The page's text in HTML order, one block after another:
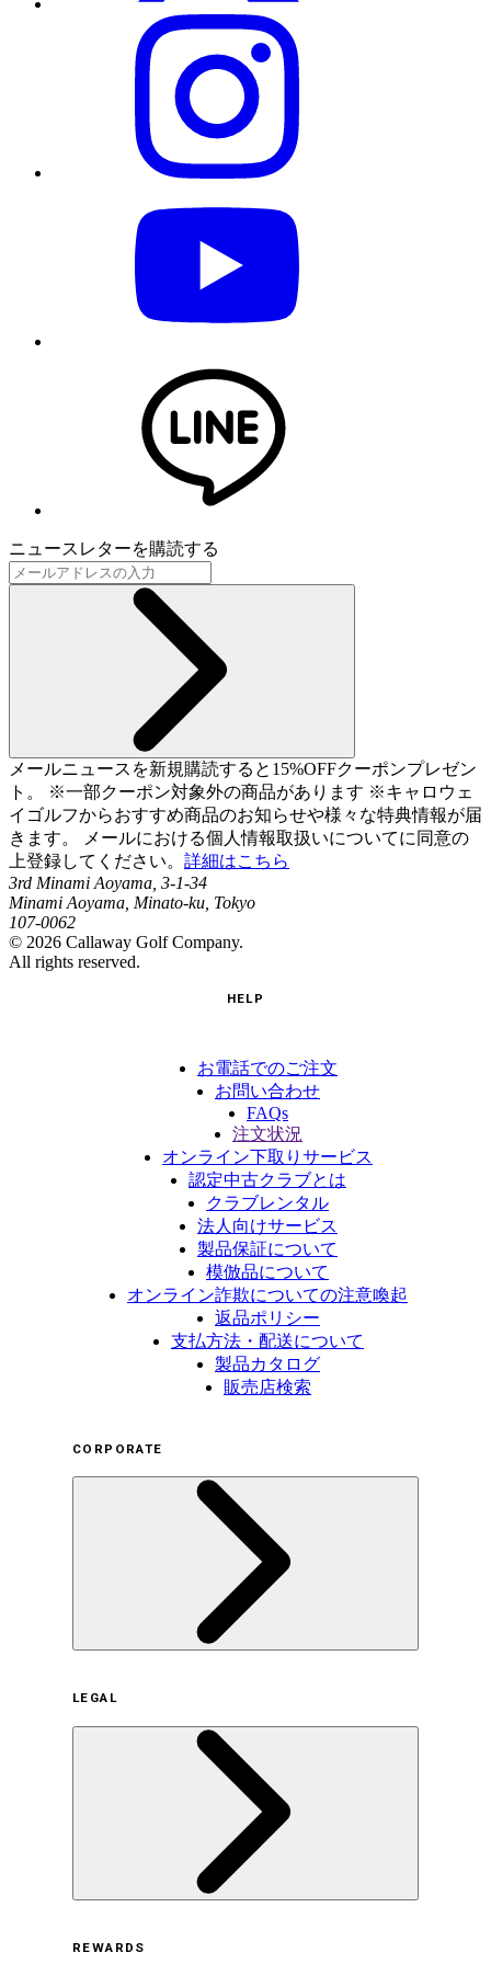
ニュースレターを購読する
メールニュースを新規購読すると15%OFFクーポンプレゼン
ト。 ※一部クーポン対象外の商品があります ※キャロウェ
イゴルフからおすすめ商品のお知らせや様々な特典情報が届
きます。 メールにおける個人情報取扱いについてに同意の
上登録してください。 詳細はこちら
3rd Minami Aoyama, 3-1-34
Minami Aoyama, Minato-ku, Tokyo
107-0062
© 2026 Callaway Golf Company.
All rights reserved.
HELP
お電話でのご注文
お問い合わせ
FAQs
注文状況
オンライン下取りサービス
認定中古クラブとは
クラブレンタル
法人向けサービス
製品保証について
模倣品について
オンライン詐欺についての注意喚起
返品ポリシー
支払方法・配送について
製品カタログ
販売店検索
CORPORATE
サステナビリティの取り組み（日本）
サステナビリティの取り組み（米国/英語）
ヒストリー
採用情報
LEGAL
REWARDS